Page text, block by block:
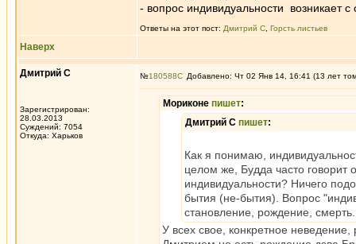
- вопрос индивидуальности возникает с
Ответы на этот пост: Дмитрий С Горсть листьев
Наверх
Дмитрий С
Зарегистрирован:
28.03.2013
Суждений: 7054
Откуда: Харьков
№180588 Добавлено: Чт 02 Янв 14, 16:41 (13 лет
Мориконе пишет:
Дмитрий С пишет:
Как я понимаю,
целом же, Будда часто говорит
индивидуальности? Ничего
бытия (не-бытия). Вопрос
становление, рождение,
У всех свое, конкретное